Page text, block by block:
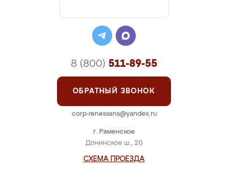
г. Раменское
Донинское ш., 20
СХЕМА ПРОЕЗДА
8 (800) 511-89-55
ОБРАТНЫЙ ЗВОНОК
corp-renessans@yandex.ru